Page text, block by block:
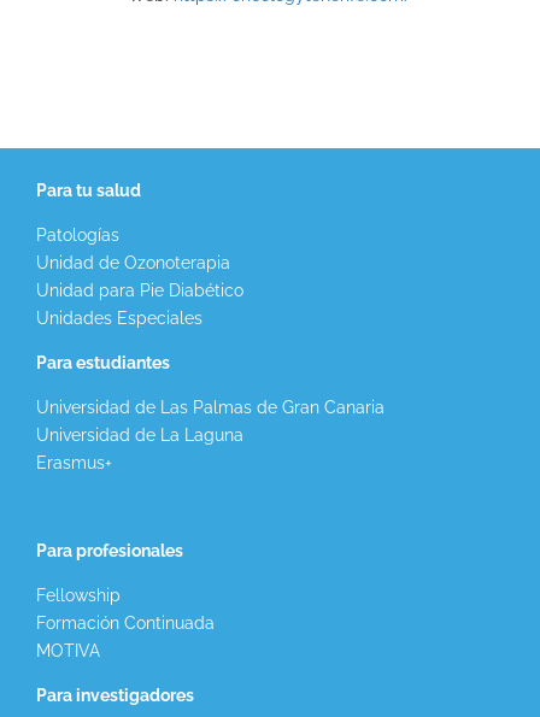
Para tu salud
Patologías
Unidad de Ozonoterapia
Unidad para Pie Diabético
Unidades Especiales
Para estudiantes
Universidad de Las Palmas de Gran Canaria
Universidad de La Laguna
Erasmus+
Para profesionales
Fellowship
Formación Continuada
MOTIVA
Para investigadores